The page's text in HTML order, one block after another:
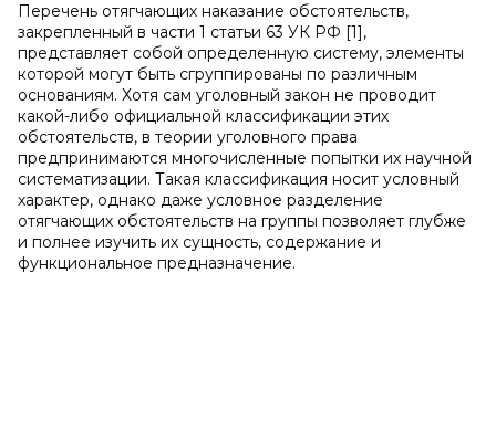
Перечень отягчающих наказание обстоятельств,
закрепленный в части 1 статьи 63 УК РФ [1],
представляет собой определенную систему, элементы
которой могут быть сгруппированы по различным
основаниям. Хотя сам уголовный закон не проводит
какой-либо официальной классификации этих
обстоятельств, в теории уголовного права
предпринимаются многочисленные попытки их научной
систематизации. Такая классификация носит условный
характер, однако даже условное разделение
отягчающих обстоятельств на группы позволяет глубже
и полнее изучить их сущность, содержание и
функциональное предназначение.